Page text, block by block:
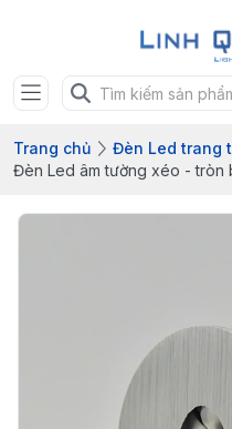
Trang chủ Đèn Led trang
Đèn Led âm tường xéo - tròn